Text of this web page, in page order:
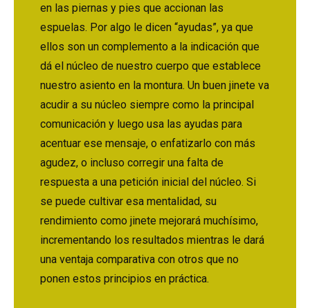
en las piernas y pies que accionan las
espuelas. Por algo le dicen “ayudas”, ya que
ellos son un complemento a la indicación que
dá el núcleo de nuestro cuerpo que establece
nuestro asiento en la montura. Un buen jinete va
acudir a su núcleo siempre como la principal
comunicación y luego usa las ayudas para
acentuar ese mensaje, o enfatizarlo con más
agudez, o incluso corregir una falta de
respuesta a una petición inicial del núcleo. Si
se puede cultivar esa mentalidad, su
rendimiento como jinete mejorará muchísimo,
incrementando los resultados mientras le dará
una ventaja comparativa con otros que no
ponen estos principios en práctica.